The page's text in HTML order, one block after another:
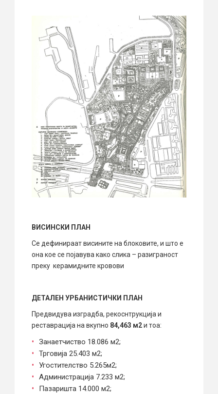
ВИСИНСКИ ПЛАН
Се дефинираат висините на блоковите, и што е
она кое се појавува како слика – разиграност
преку керамидните кровови
ДЕТАЛЕН УРБАНИСТИЧКИ ПЛАН
Предвидува изградба, рекоснтрукција и
реставрација на вкупно 84,463 м2и тоа:
Занаетчиство 18.086 м2;
Трговија 25.403 м2;
Угостителство 5.265м2;
Администрација 7.233 м2;
Пазаришта 14.000 м2;